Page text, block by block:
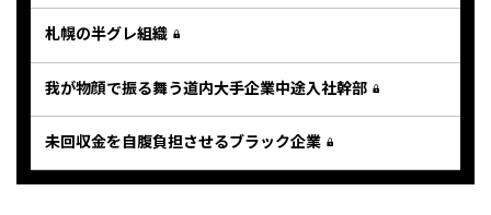
札幌の半グレ組織
我が物顔で振る舞う道内大手企業中途入社幹部
未回収金を自腹負担させるブラック企業